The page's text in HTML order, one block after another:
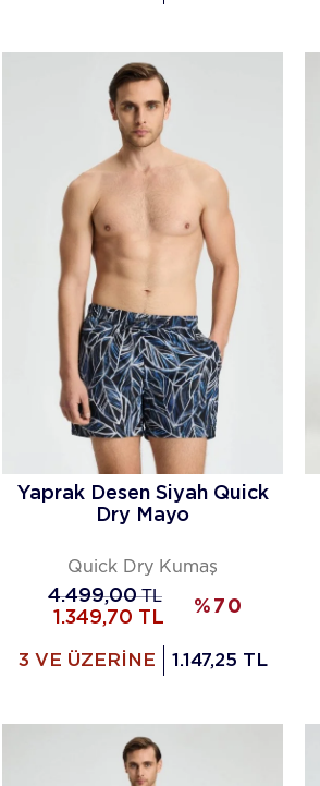
Yaprak Desen Siyah Quick
Dry Mayo
Quick Dry Kumaş
4.499,00TL
1.349,70 TL
% 70
3 VE ÜZERİNE 1.147,25 TL